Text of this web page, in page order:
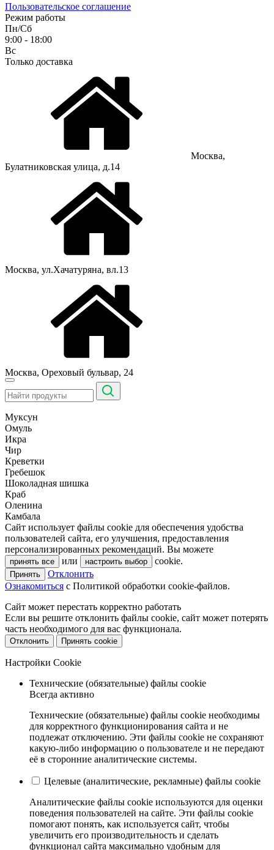
Пользовательское соглашение
Режим работы
Пн/Сб
9:00 - 18:00
Вс
Только доставка
Москва,
Булатниковская улица, д.14
Москва, ул.Хачатуряна, вл.13
Москва, Ореховый бульвар, 24
Муксун
Омуль
Икра
Чир
Креветки
Гребешок
Шоколадная шишка
Краб
Оленина
Камбала
Сайт использует файлы cookie для обеспечения удобства
пользователей сайта, его улучшения, предоставления
персонализированных рекомендаций. Вы можете
принять все или настроить выбор cookie.
Принять
Отклонить
Ознакомиться c Политикой обработки cookie-файлов.
Сайт может перестать корректно работать
Если вы решите отклонить файлы cookie, сайт может потерять
часть необходимого для вас функционала.
Отклонить Принять cookie
Настройки Cookie
Технические (обязательные) файлы cookie
Всегда активно
Технические (обязательные) файлы cookie необходимы
для корректного функционирования сайта и не
подлежат отключению. Эти файлы cookie не сохраняют
какую-либо информацию о пользователе и не передают
её в сторонние аналитические системы.
Целевые (аналитические, рекламные) файлы cookie
Аналитические файлы cookie используются для оценки
поведения пользователей на сайте. Эти файлы cookie
помогают понять, как используется сайт, чтобы
увеличить его производительность и сделать
функционал сайта максимально удобным для